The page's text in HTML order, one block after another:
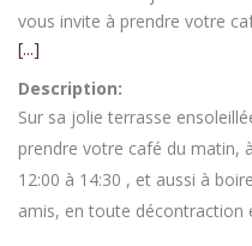
vous invite à prendre votre
[...]
Description:
Sur sa jolie terrasse
prendre votre café du matin,
12:00 à 14:30 , et aussi à
amis, en toute décontraction